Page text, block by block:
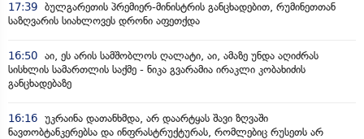
17:39 ბულგარეთის პრემიერ-მინისტრის განცხადებით, რუმინეთთან
საზღვარის სიახლოვეს დრონი აფეთქდა
16:50 აი, ეს არის სამშობლოს ღალატი, აი, ამაზე უნდა აღიძრას
სისხლის სამართლის საქმე - ნიკა გვარამია ირაკლი კობახიძის
განცხადებაზე
16:16 უკრაინა დათანხმდა, არ დაარტყას შავი ზღვაში
ნავთობტანკერებსა და ინფრასტრუქტურას, რომლებიც რუსეთს არ